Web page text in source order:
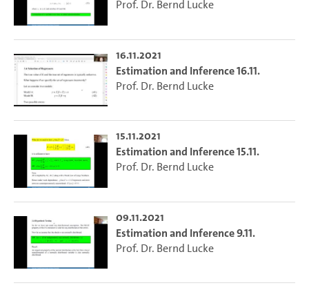
Prof. Dr. Bernd Lucke
16.11.2021
Estimation and Inference 16.11.
Prof. Dr. Bernd Lucke
15.11.2021
Estimation and Inference 15.11.
Prof. Dr. Bernd Lucke
09.11.2021
Estimation and Inference 9.11.
Prof. Dr. Bernd Lucke